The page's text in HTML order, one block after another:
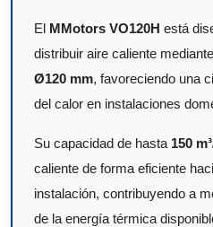
El MMotors VO120H está
distribuir aire caliente
Ø120 mm, favoreciendo una
del calor en instalaciones
Su capacidad de hasta 150
caliente de forma eficiente
instalación, contribuyendo a
de la energía térmica